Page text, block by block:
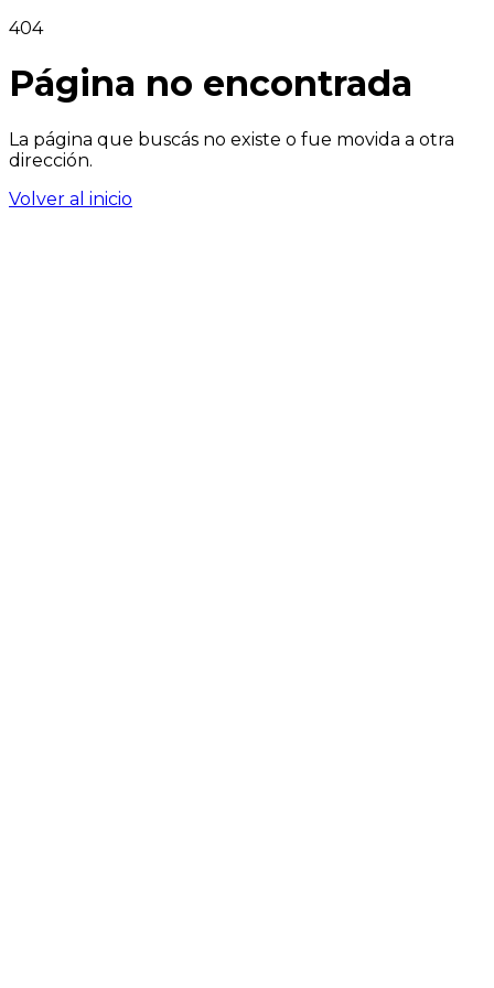
404
Página no encontrada
La página que buscás no existe o fue movida a otra
dirección.
Volver al inicio